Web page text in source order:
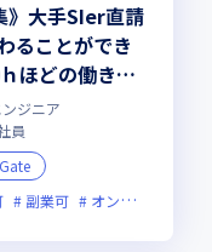
》大手SIer直請
ることができ
ほどの働きや
ジニア
員
副業可 オンライン選考可